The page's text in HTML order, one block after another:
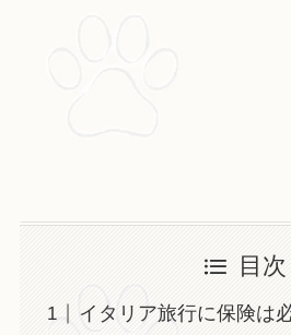
目次
イタリア旅行に保険は